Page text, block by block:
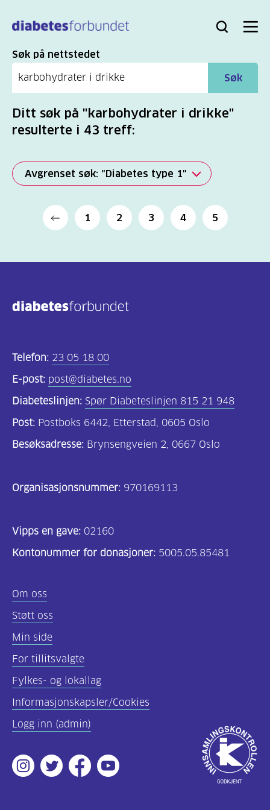
hovedinnhold
Bli
Logg
Søk Meny
Søk
Søk på nettstedet
Søk
Ditt søk på "karbohydrater i drikke"
resulterte i 43 treff:
Avgrenset søk: "Diabetes type 1"
Alle
(2277)
og
Om
(195)
helsepersonell
(157)
innhold
(59)
Diabetes
type
1
(43)
Diabetes
2
1 2 3 4 5
Telefon: 23 05 18 00
E-post: post@diabetes.no
Diabeteslinjen: Spør Diabeteslinjen 815 21 948
Post: Postboks 6442, Etterstad, 0605 Oslo
Besøksadresse: Brynsengveien 2, 0667 Oslo
Organisasjonsnummer: 970169113
Vipps en gave: 02160
Kontonummer for donasjoner: 5005.05.85481
Om oss
Støtt oss
Min side
For tillitsvalgte
Fylkes- og lokallag
Informasjonskapsler/Cookies
Logg inn (admin)
Instagram
TwitterFacebookYoutube
Godkjent
av